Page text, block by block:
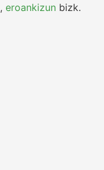
,eroankizun bizk.